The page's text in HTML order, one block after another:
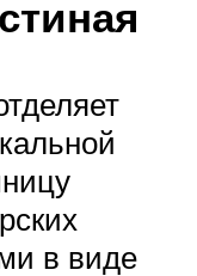
в виде